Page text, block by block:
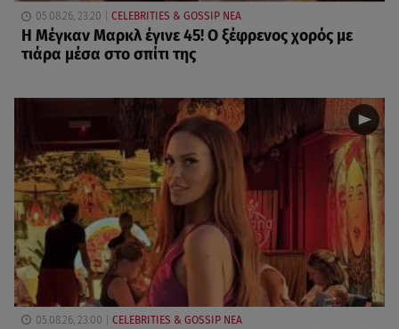
05.08.26, 23:20 CELEBRITIES & GOSSIP ΝΕΑ
Η Μέγκαν Μαρκλ έγινε 45! Ο ξέφρενος χορός με
τιάρα μέσα στο σπίτι της
05.08.26, 23:00 CELEBRITIES & GOSSIP ΝΕΑ